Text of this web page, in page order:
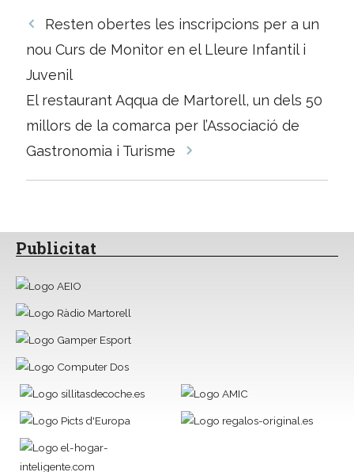
Navegació
per
Resten obertes les inscripcions per a un
nou Curs de Monitor en el Lleure Infantil i
Juvenil
El restaurant Aqqua de Martorell, un dels 50
millors de la comarca per l’Associació de
Gastronomia i Turisme
Publicitat